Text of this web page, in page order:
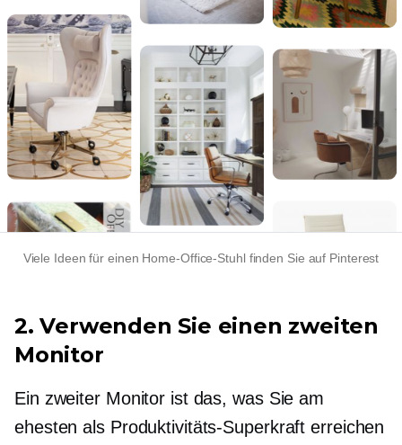
Viele Ideen für einen Home-Office-Stuhl finden Sie auf Pinterest
2. Verwenden Sie einen zweiten
Monitor
Ein zweiter Monitor ist das, was Sie am
ehesten als Produktivitäts-Superkraft erreichen